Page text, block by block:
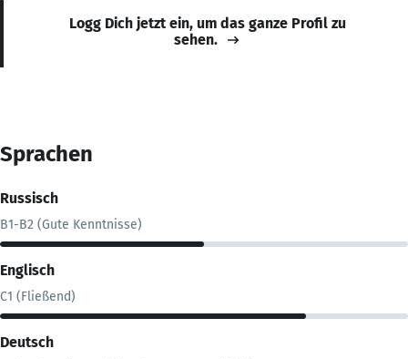
Logg Dich jetzt ein, um das ganze Profil zu
sehen.
Sprachen
Russisch
B1-B2 (Gute Kenntnisse)
Englisch
C1 (Fließend)
Deutsch